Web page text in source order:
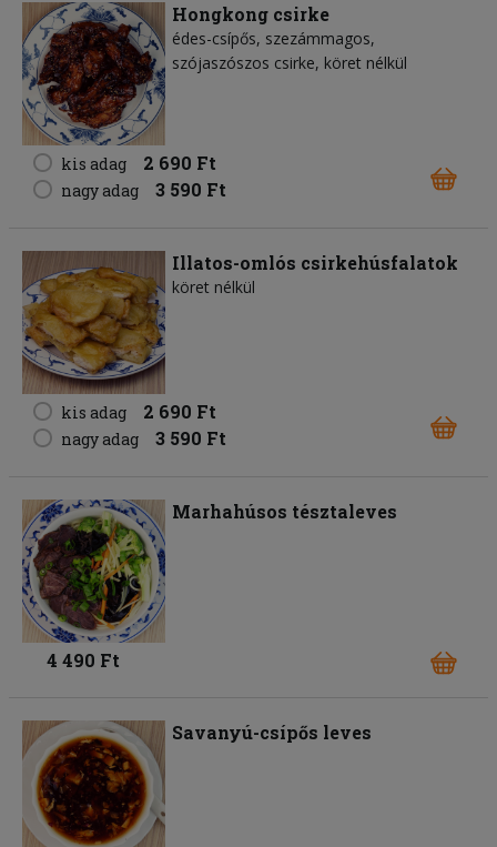
Hongkong csirke
édes-csípős, szezámmagos,
szójaszószos csirke, köret nélkül
kis adag 2 690 Ft
nagy adag 3 590 Ft
Illatos-omlós csirkehúsfalatok
köret nélkül
kis adag 2 690 Ft
nagy adag 3 590 Ft
Marhahúsos tésztaleves
4 490 Ft
Savanyú-csípős leves